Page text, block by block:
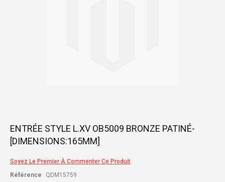
Skip
the
of
images
ENTRÉE STYLE L.XV OB5009 BRONZE PATINÉ-
[DIMENSIONS:165MM]
Soyez Le Premier À Commenter Ce Produit
Référence
QDM15759